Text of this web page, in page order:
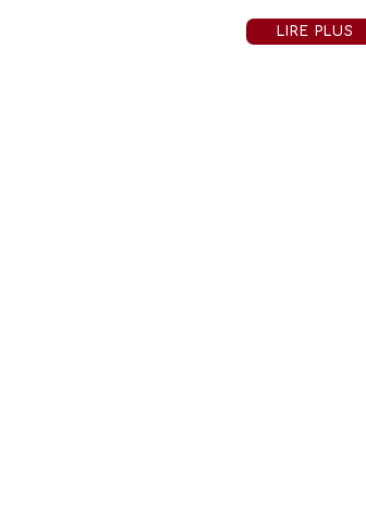
LIRE PLUS